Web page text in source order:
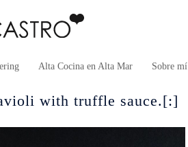
Alta Cocina en Alta Mar Sobre mí
with truffle sauce.[:]